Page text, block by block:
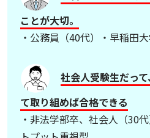
ことが大切。
・公務員（40代）・早稲田
社会人受験生だっ
て取り組めば合格できる
・非法学部卒、社会人（30